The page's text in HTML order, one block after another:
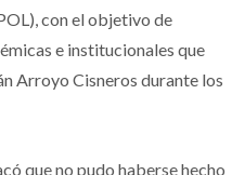
con el objetivo de
e institucionales que
Arroyo Cisneros durante los
que no pudo haberse hecho